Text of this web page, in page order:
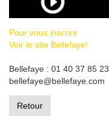
Pour vous inscrire
Voir le site Bellefaye!
Bellefaye : 01 40 37 85 23
bellefaye@bellefaye.com
Retour